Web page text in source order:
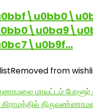
Removed from